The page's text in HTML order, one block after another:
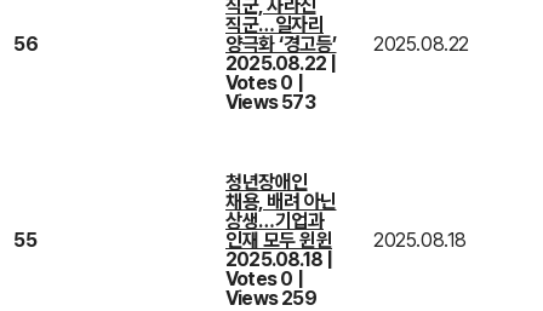
56
직군, 사라진
직군…일자리
양극화 ‘경고등’
2025.08.22
Votes 0
Views 573
2025.08.22
55
청년장애인
채용, 배려 아닌
상생…기업과
인재 모두 윈윈
2025.08.18
Votes 0
Views 259
2025.08.18